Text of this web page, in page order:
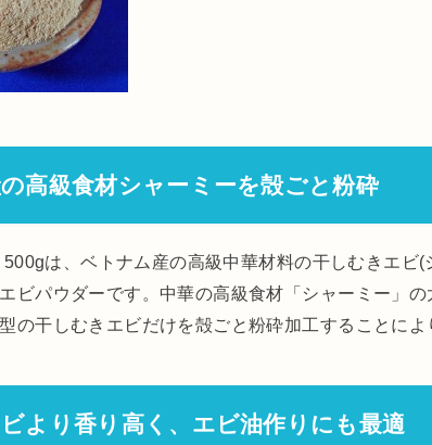
高級食材シャーミーを殻ごと粉砕
は、ベトナム産の高級中華材料の干しむきエビ(
ビパウダーです。中華の高級食材「シャーミー」
の干しむきエビだけを殻ごと粉砕加工することによ
より香り高く、エビ油作りにも最適